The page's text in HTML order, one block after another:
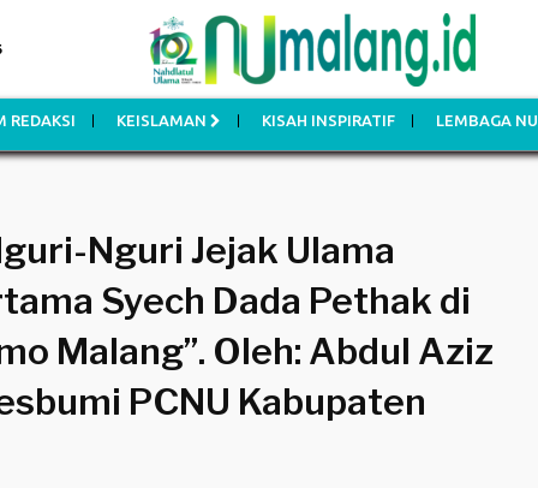
REDAKSI KEISLAMAN KISAH INSPIRATIF LEMBAGA NU
Nguri Jejak Ulama
Syech Dada Pethak di
Malang”. Oleh: Abdul Aziz
PCNU Kabupaten